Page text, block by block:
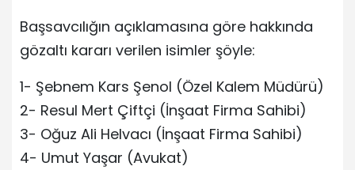
Başsavcılığın açıklamasına göre hakkında
gözaltı kararı verilen isimler şöyle:
1- Şebnem Kars Şenol (Özel Kalem Müdürü)
2- Resul Mert Çiftçi (İnşaat Firma Sahibi)
3- Oğuz Ali Helvacı (İnşaat Firma Sahibi)
4- Umut Yaşar (Avukat)